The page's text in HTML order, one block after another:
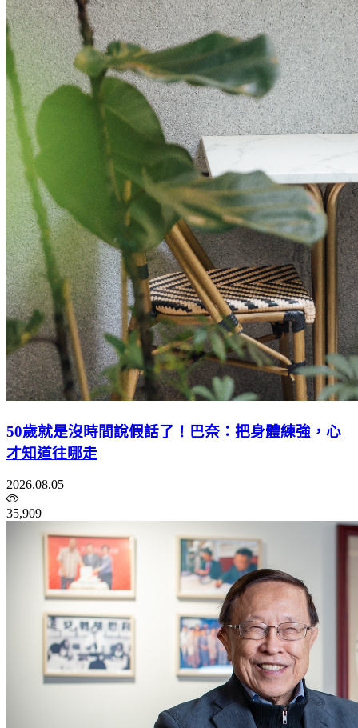
50歲就是沒時間說假話了！巴奈：把身體練強，心
才知道往哪走
2026.08.05
35,909